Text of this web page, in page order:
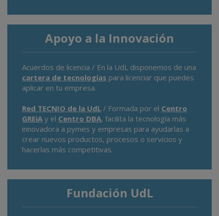
Apoyo a la Innovación
Acuerdos de licencia / En la UdL disponemos de una
cartera de tecnologías para licenciar que puedes
aplicar en tu empresa.
Red TECNIO de la UdL / Formada por el Centro
GREiA y el Centro DBA, facilita la tecnología más
innovadora a pymes y empresas para ayudarlas a
crear nuevos productos, procesos o servicios y
hacerlas más competitivas.
Fundación UdL